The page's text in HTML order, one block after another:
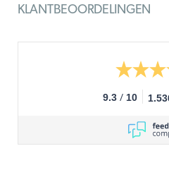
KLANTBEOORDELINGEN
9.3 / 10